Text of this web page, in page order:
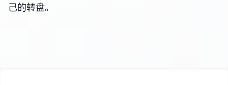
己的转盘。